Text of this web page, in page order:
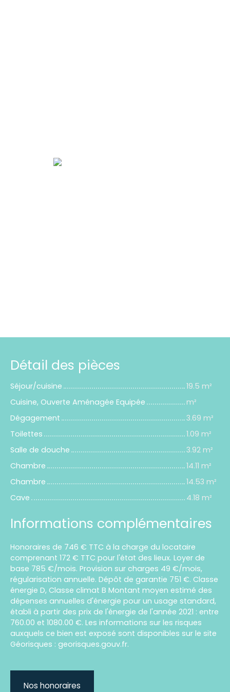
Détail des pièces
Séjour/cuisine
19.5 m²
Cuisine, Ouverte Aménagée Equipée
m²
Dégagement
3.69 m²
Toilettes
1.09 m²
Salle de douche
3.92 m²
Chambre
14.11 m²
Chambre
14.53 m²
Cave
4.18 m²
Informations complémentaires
Honoraires de 746 € TTC à la charge du locataire
comprenant 172 € TTC pour l'état des lieux. Loyer de
base 785 €/mois. Provision sur charges 49 €/mois,
régularisation annuelle. Dépôt de garantie 751 €. Classe
énergie D, Classe climat B Montant moyen estimé des
dépenses annuelles d'énergie pour un usage standard,
établi à partir des prix de l'énergie de l'année 2021 : entre
760.00 et 1080.00 €. Les informations sur les risques
auxquels ce bien est exposé sont disponibles sur le site
Géorisques : georisques.gouv.fr.
Nos honoraires